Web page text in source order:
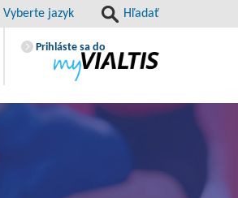
Vyberte jazyk Hľadať
Prihláste sa do